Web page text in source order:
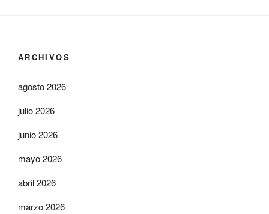
ARCHIVOS
agosto 2026
julio 2026
junio 2026
mayo 2026
abril 2026
marzo 2026